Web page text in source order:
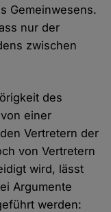
Gemeinwesens.
nur der
zwischen
des
einer
Vertretern der
von Vertretern
wird, lässt
Argumente
werden: